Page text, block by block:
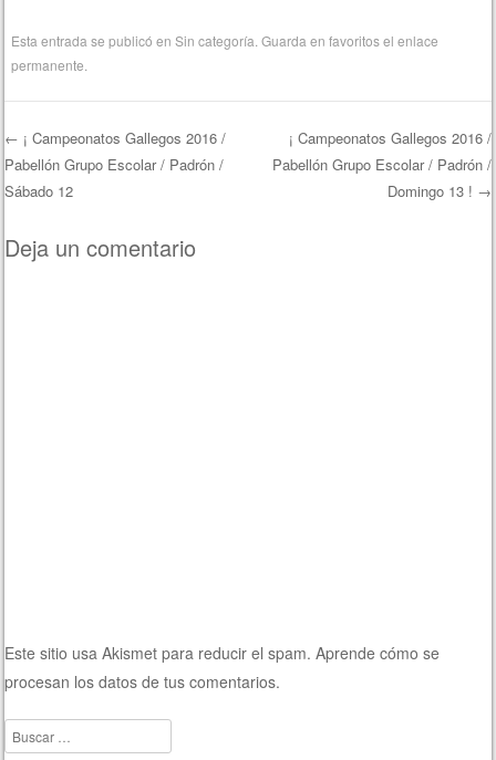
Esta entrada se publicó enSin categoría . Guarda en favoritos elenlace
permanente
Navegación de entradas
← ¡ Campeonatos Gallegos 2016 /
Pabellón Grupo Escolar / Padrón /
Sábado 12
¡ Campeonatos Gallegos 2016 /
Pabellón Grupo Escolar / Padrón /
Domingo 13 ! →
Deja un comentario
Este sitio usa Akismet para reducir el spam.Aprende cómo se
procesan los datos de tus comentarios.
Buscar